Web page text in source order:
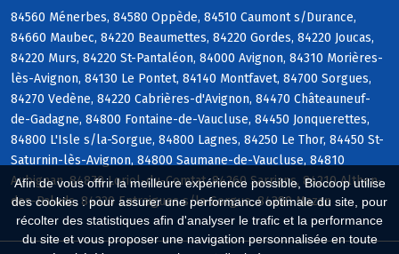
Afin de vous offrir la meilleure expérience possible, Biocoop utilise
des cookies : pour assurer une performance optimale du site, pour
récolter des statistiques afin d'analyser le trafic et la performance
du site et vous proposer une navigation personnalisée en toute
84560 Ménerbes, 84580 Oppède, 84510 Caumont s/Durance,
84660 Maubec, 84220 Beaumettes, 84220 Gordes, 84220 Joucas,
84220 Murs, 84220 St-Pantaléon, 84000 Avignon, 84310 Morières-
lès-Avignon, 84130 Le Pontet, 84140 Montfavet, 84700 Sorgues,
84270 Vedène, 84220 Cabrières-d'Avignon, 84470 Châteauneuf-
de-Gadagne, 84800 Fontaine-de-Vaucluse, 84450 Jonquerettes,
84800 L'Isle s/la-Sorgue, 84800 Lagnes, 84250 Le Thor, 84450 St-
Saturnin-lès-Avignon, 84800 Saumane-de-Vaucluse, 84810
Aubignan, 84870 Loriol-du-Comtat, 84260 Sarrians, 84210 Althen-
des-Paluds, 84320 Entraigues s/la-Sorgue, 84380 Mazan